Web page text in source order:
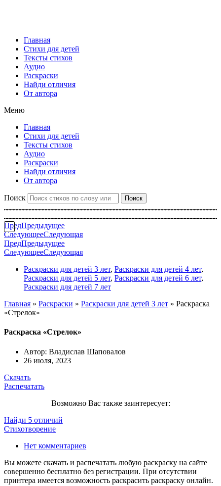
Главная
Стихи для детей
Тексты стихов
Аудио
Раскраски
Найди отличия
От автора
Меню
Главная
Стихи для детей
Тексты стихов
Аудио
Раскраски
Найди отличия
От автора
Поиск Поиск
ПредПредыдущее
СледующееСледующая
ПредПредыдущее
СледующееСледующая
Раскраски для детей 3 лет, Раскраски для детей 4 лет,
Раскраски для детей 5 лет, Раскраски для детей 6 лет,
Раскраски для детей 7 лет
Главная » Раскраски » Раскраски для детей 3 лет » Раскраска
«Стрелок»
Раскраска «Стрелок»
Автор: Владислав Шаповалов
26 июля, 2023
Скачать
Распечатать
Возможно Вас также заинтересует:
Найди 5 отличий
Стихотворение
Нет комментариев
Вы можете скачать и распечатать любую раскраску на сайте
совершенно бесплатно без регистрации. При отсутствии
принтера имеется возможность раскрасить раскраску онлайн.